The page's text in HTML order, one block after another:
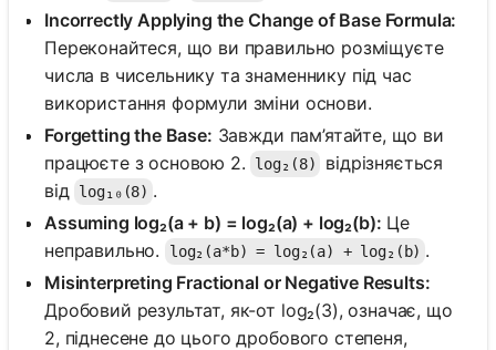
Incorrectly Applying the Change of Base Formula:
Переконайтеся, що ви правильно розміщуєте
числа в чисельнику та знаменнику під час
використання формули зміни основи.
Forgetting the Base: Завжди пам’ятайте, що ви
працюєте з основою 2.
log₂(8)
відрізняється
від
log₁₀(8) .
Assuming log₂(a + b) = log₂(a) + log₂(b): Це
неправильно.
log₂(a*b) = log₂(a) + log₂(b) .
Misinterpreting Fractional or Negative Results:
Дробовий результат, як-от log₂(3), означає, що
2, піднесене до цього дробового степеня,